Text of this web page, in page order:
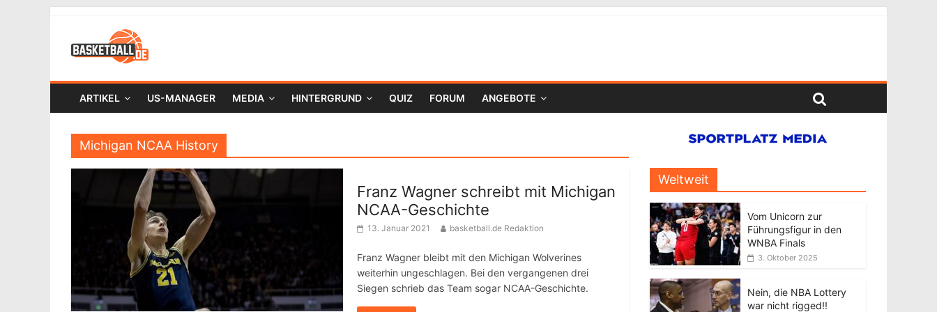
ARTIKEL US-MANAGER MEDIA HINTERGRUND QUIZ FORUM ANGEBOTE
Michigan NCAA History
Franz Wagner schreibt mit Michigan
NCAA-Geschichte
13. Januar 2021 basketball.de Redaktion
Franz Wagner bleibt mit den Michigan Wolverines
weiterhin ungeschlagen. Bei den vergangenen drei
Siegen schrieb das Team sogar NCAA-Geschichte.
Weltweit
Vom Unicorn zur
Führungsfigur in den
WNBA Finals
3. Oktober 2025
Nein, die NBA Lottery
war nicht rigged!!